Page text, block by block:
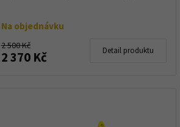
Na objednávku
2 500 Kč
2 370 Kč Detail produktu